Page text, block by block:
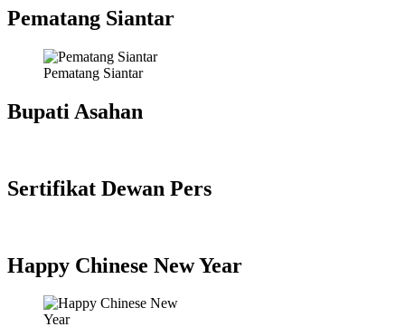
Pematang Siantar
Pematang Siantar
Bupati Asahan
Sertifikat Dewan Pers
Happy Chinese New Year